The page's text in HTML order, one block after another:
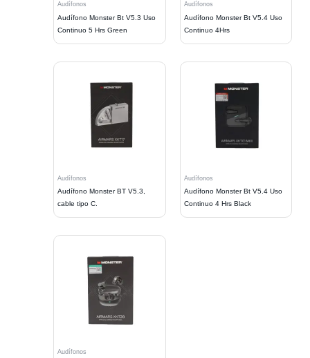
Audífonos
Audífono Monster Bt V5.3 Uso
Continuo 5 Hrs Green
Audífonos
Audífono Monster Bt V5.4 Uso
Continuo 4Hrs
Audífonos
Audífono Monster BT V5.3,
cable tipo C.
Audífonos
Audífono Monster Bt V5.4 Uso
Continuo 4 Hrs Black
Audífonos